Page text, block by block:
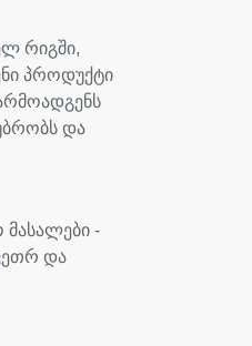
რიგში,
პროდუქტი
და
-
და